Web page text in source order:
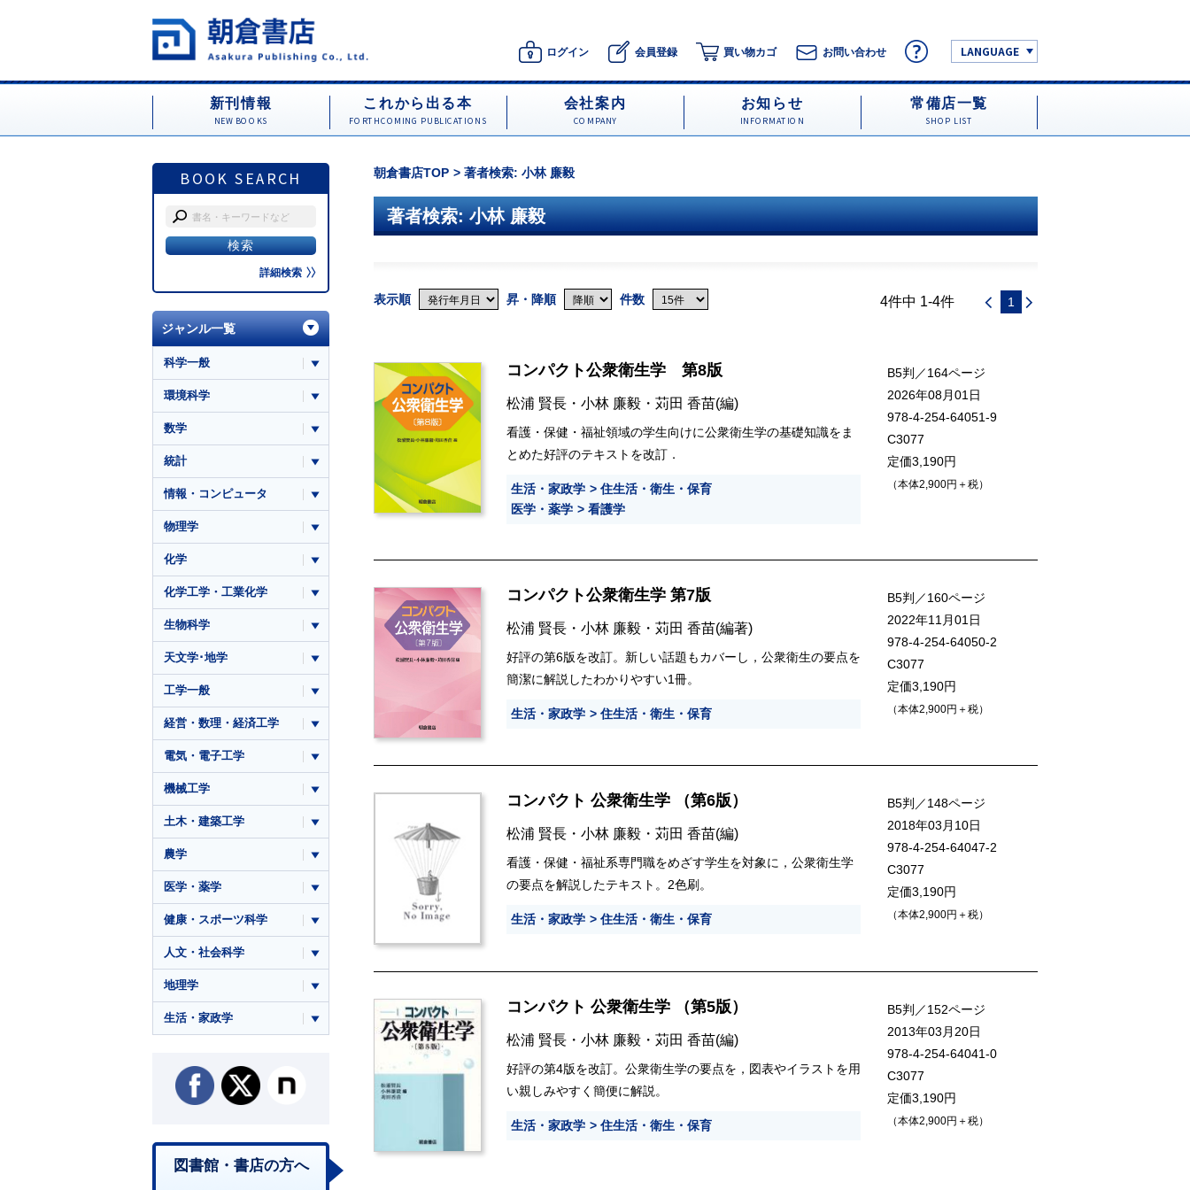
ログイン 会員登録 買い物カゴ お問い合わせ LANGUAGE
新刊情報
NEW BOOKS
これから出る本
FORTHCOMING PUBLICATIONS
会社案内
COMPANY
お知らせ
INFORMATION
常備店一覧
SHOP LIST
BOOK SEARCH
詳細検索
朝倉書店TOP 著者検索: 小林 廉毅
著者検索: 小林 廉毅
表示順 昇・降順 件数 4件中 1-4件 1
コンパクト公衆衛生学 第8版
松浦 賢長 ・ 小林 廉毅 ・ 苅田 香苗(編)
看護・保健・福祉領域の学生向けに公衆衛生学の基礎知識をま
とめた好評のテキストを改訂．
生活・家政学
住生活・衛生・保育
医学・薬学
看護学
B5判／164ページ
2026年08月01日
978-4-254-64051-9
C3077
定価3,190円
（本体2,900円＋税）
コンパクト公衆衛生学 第7版
松浦 賢長 ・ 小林 廉毅 ・ 苅田 香苗(編著)
好評の第6版を改訂。新しい話題もカバーし，公衆衛生の要点を
簡潔に解説したわかりやすい1冊。
生活・家政学 住生活・衛生・保育
B5判／160ページ
2022年11月01日
978-4-254-64050-2
C3077
定価3,190円
（本体2,900円＋税）
コンパクト 公衆衛生学 （第6版）
松浦 賢長 ・ 小林 廉毅 ・ 苅田 香苗(編)
看護・保健・福祉系専門職をめざす学生を対象に，公衆衛生学
の要点を解説したテキスト。2色刷。
生活・家政学 住生活・衛生・保育
B5判／148ページ
2018年03月10日
978-4-254-64047-2
C3077
定価3,190円
（本体2,900円＋税）
コンパクト 公衆衛生学 （第5版）
松浦 賢長 ・ 小林 廉毅 ・ 苅田 香苗(編)
好評の第4版を改訂。公衆衛生学の要点を，図表やイラストを用
い親しみやすく簡便に解説。
生活・家政学 住生活・衛生・保育
B5判／152ページ
2013年03月20日
978-4-254-64041-0
C3077
定価3,190円
（本体2,900円＋税）
ジャンル一覧
科学一般
環境科学
数学
統計
情報・コンピュータ
物理学
化学
化学工学・工業化学
生物科学
天文学･地学
工学一般
経営・数理・経済工学
電気・電子工学
機械工学
土木・建築工学
農学
医学・薬学
健康・スポーツ科学
人文・社会科学
地理学
生活・家政学
図書館・書店の方へ